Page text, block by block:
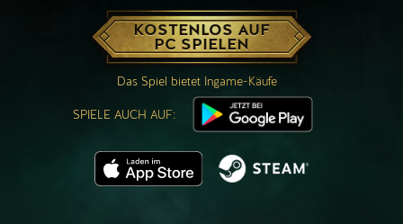
KOSTENLOS AUF
PC SPIELEN
Das Spiel bietet Ingame-Käufe
SPIELE AUCH AUF: